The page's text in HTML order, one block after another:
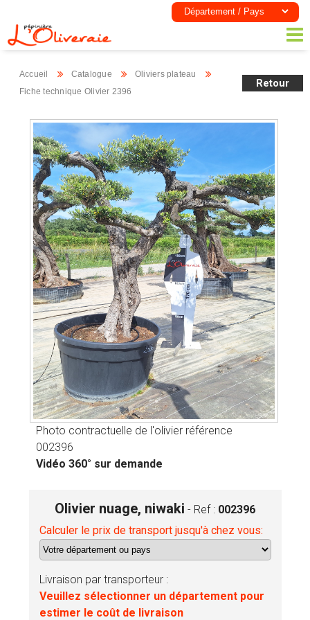
Accueil Catalogue
Oliviers plateau
Fiche technique Olivier 2396
Retour
Photo contractuelle de l'olivier référence
002396
Vidéo 360° sur demande
Olivier nuage, niwaki - Ref : 002396
Calculer le prix de transport jusqu'à chez vous:
Livraison par transporteur :
Veuillez sélectionner un département pour
estimer le coût de livraison